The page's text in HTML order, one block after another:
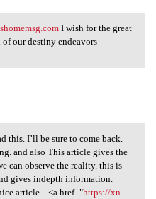
I
I wish for the great
of our destiny endeavors
this. I’ll
this. I’ll be sure to come back.
and also This article gives the
can observe the reality. this is
gives indepth information.
article... <a href="https://xn--